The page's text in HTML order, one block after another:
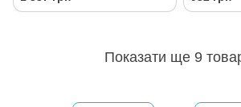
Показати ще 9